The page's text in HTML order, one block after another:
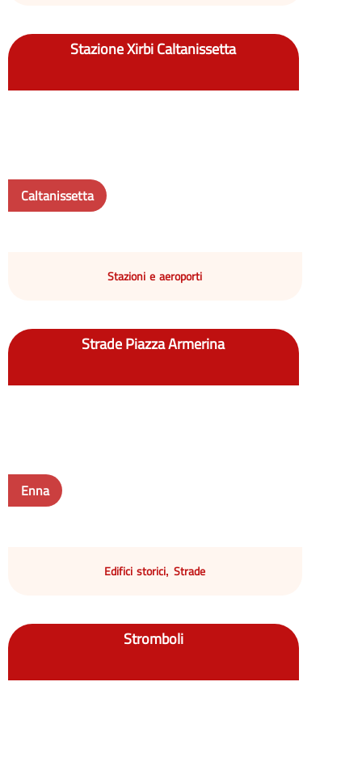
Stazione Xirbi Caltanissetta
Caltanissetta
Stazioni e aeroporti
Strade Piazza Armerina
Enna
Edifici storici,Strade
Stromboli